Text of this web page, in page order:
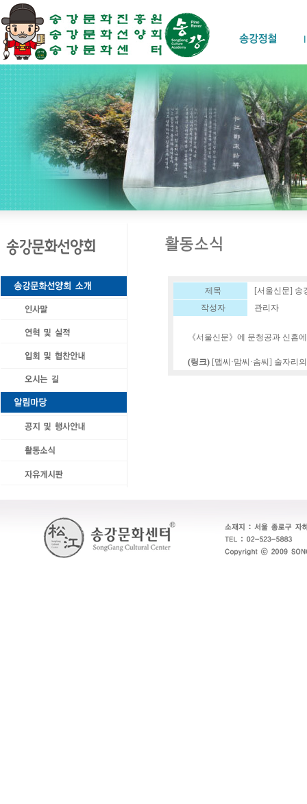
제목
[서울신문] 송
작성자
관리자
《서울신문》에 문청공과 신흠
(링크)[맵씨·맘씨·솜씨] 술자리